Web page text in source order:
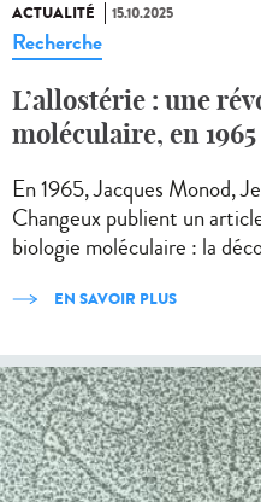
ACTUALITÉ 15.10.2025
Recherche
L’allostérie : une
moléculaire, en 1965
En 1965, Jacques Monod,
Changeux publient un
biologie moléculaire : la
EN SAVOIR PLUS